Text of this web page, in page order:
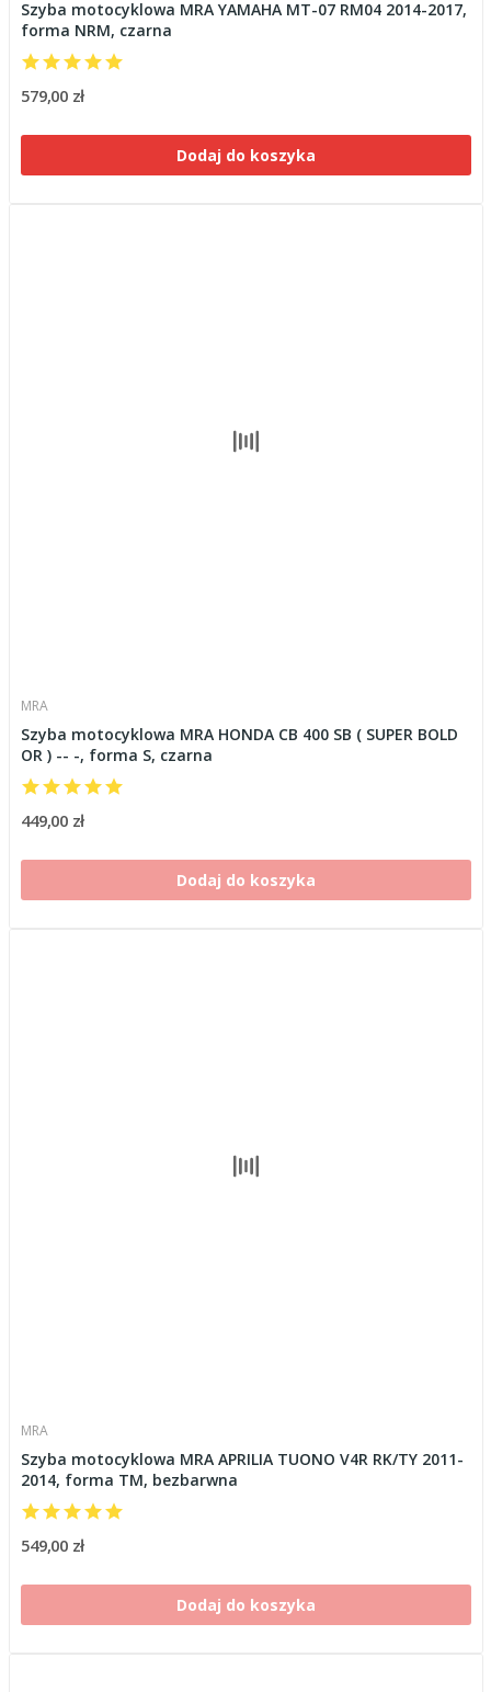
Szyba motocyklowa MRA YAMAHA MT-07 RM04 2014-2017,
forma NRM, czarna
579,00 zł
Dodaj do koszyka
MRA
Szyba motocyklowa MRA HONDA CB 400 SB ( SUPER BOLD
OR ) -- -, forma S, czarna
449,00 zł
Dodaj do koszyka
MRA
Szyba motocyklowa MRA APRILIA TUONO V4R RK/TY 2011-
2014, forma TM, bezbarwna
549,00 zł
Dodaj do koszyka